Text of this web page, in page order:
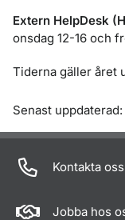
Extern HelpDesk
onsdag 12-16 och
Tiderna gäller året
Om sidan
Senast
Kontakta oss
Jobba hos